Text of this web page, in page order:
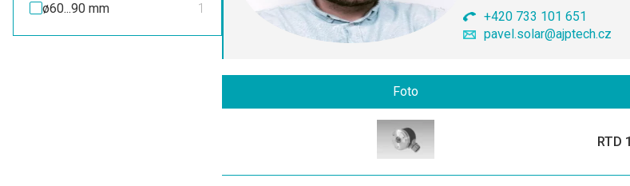
ø60...90 mm
1
+420 733 101 651
pavel.solar@ajptech.cz
Foto
RTD